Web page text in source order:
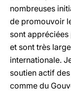
nombreuses
de promouvoir
sont appréciées
et sont très
internationale.
soutien actif
comme du